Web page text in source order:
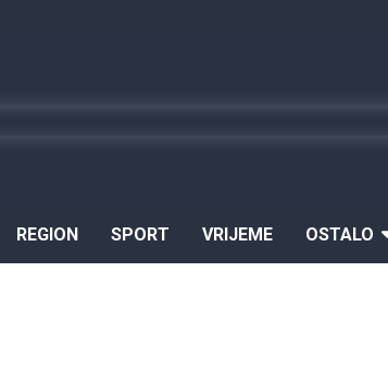
REGION SPORT VRIJEME OSTALO